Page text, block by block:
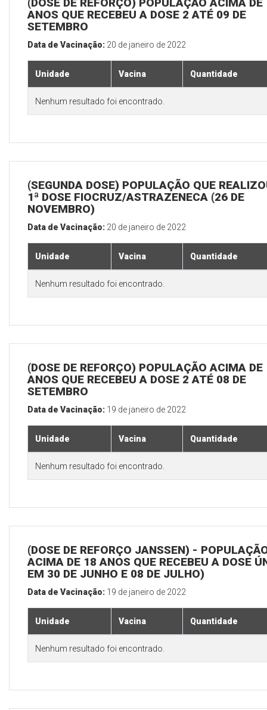
ANOS QUE RECEBEU A DOSE 2 ATÉ 09 DE
SETEMBRO
Data de Vacinação: 20 de janeiro de 2022
Unidade Vacina Quantidade
Nenhum resultado foi encontrado.
(SEGUNDA DOSE) POPULAÇÃO QUE
1ª DOSE FIOCRUZ/ASTRAZENECA (26 DE
NOVEMBRO)
Data de Vacinação: 20 de janeiro de 2022
Unidade Vacina Quantidade
Nenhum resultado foi encontrado.
(DOSE DE REFORÇO) POPULAÇÃO ACIMA DE
ANOS QUE RECEBEU A DOSE 2 ATÉ 08 DE
SETEMBRO
Data de Vacinação: 19 de janeiro de 2022
Unidade Vacina Quantidade
Nenhum resultado foi encontrado.
(DOSE DE REFORÇO JANSSEN) -
ACIMA DE 18 ANOS QUE RECEBEU A DOSE
EM 30 DE JUNHO E 08 DE JULHO)
Data de Vacinação: 19 de janeiro de 2022
Unidade Vacina Quantidade
Nenhum resultado foi encontrado.